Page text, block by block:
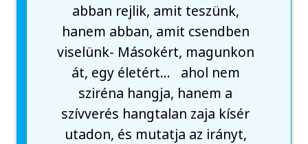
abban rejlik, amit teszünk,
hanem abban, amit csendben
viselünk- Másokért, magunkon
át, egy életért… ahol nem
sziréna hangja, hanem a
szívverés hangtalan zaja kísér
utadon, és mutatja az irányt,